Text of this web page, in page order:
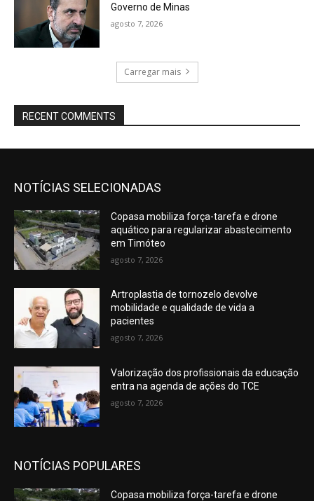
Governo de Minas
agosto 7, 2026
Carregar mais
RECENT COMMENTS
NOTÍCIAS SELECIONADAS
Copasa mobiliza força-tarefa e drone
aquático para regularizar abastecimento
em Timóteo
agosto 7, 2026
Artroplastia de tornozelo devolve
mobilidade e qualidade de vida a
pacientes
agosto 7, 2026
Valorização dos profissionais da educação
entra na agenda de ações do TCE
agosto 7, 2026
NOTÍCIAS POPULARES
Copasa mobiliza força-tarefa e drone